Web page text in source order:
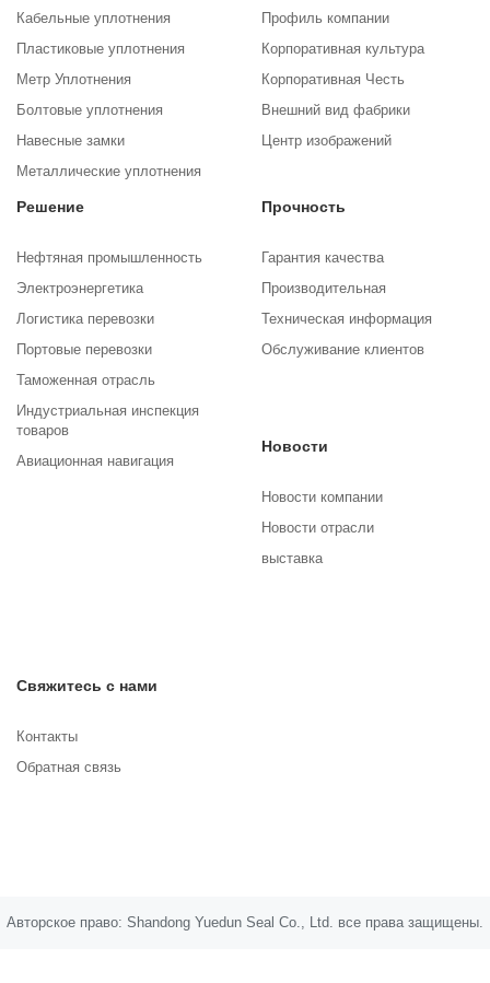
Кабельные уплотнения
Пластиковые уплотнения
Метр Уплотнения
Болтовые уплотнения
Навесные замки
Металлические уплотнения
Профиль компании
Корпоративная культура
Корпоративная Честь
Внешний вид фабрики
Центр изображений
Решение
Нефтяная промышленность
Электроэнергетика
Логистика перевозки
Портовые перевозки
Таможенная отрасль
Индустриальная инспекция
товаров
Авиационная навигация
Прочность
Гарантия качества
Производительная
Техническая информация
Обслуживание клиентов
Новости
Новости компании
Новости отрасли
выставка
Свяжитесь с нами
Контакты
Обратная связь
Авторское право: Shandong Yuedun Seal Co., Ltd. все права защищены.